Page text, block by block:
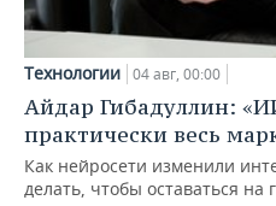
Технологии 04 авг, 00:00
Айдар Гибадуллин:
практически весь
Как нейросети изменили
делать, чтобы оставаться на